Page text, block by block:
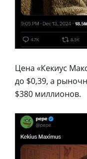
Цена «Кекиус
до $0,39, а
$380 миллионов.